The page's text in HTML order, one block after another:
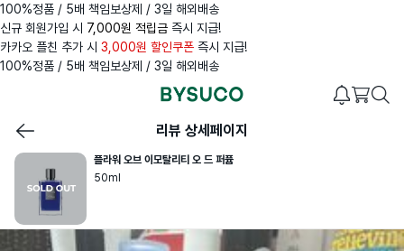
100%정품 / 5배 책임보상제 / 3일 해외배송
신규 회원가입 시 7,000원 적립금 즉시 지급!
카카오 플친 추가 시 3,000원 할인쿠폰 즉시 지급!
100%정품 / 5배 책임보상제 / 3일 해외배송
리뷰 상세페이지
플라워 오브 이모탈리티 오 드 퍼퓸
50ml